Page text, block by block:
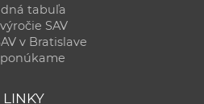
tabuľa
SAV
v Bratislave
LINKY